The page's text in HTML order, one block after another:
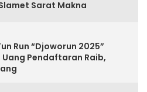
Sarat Makna
Run “Djoworun 2025”
Pendaftaran Raib,